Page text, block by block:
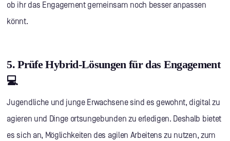
ob ihr das Engagement gemeinsam noch besser anpassen
könnt.
5. Prüfe Hybrid-Lösungen für das Engagement
💻
Jugendliche und junge Erwachsene sind es gewohnt, digital zu
agieren und Dinge ortsungebunden zu erledigen. Deshalb bietet
es sich an, Möglichkeiten des agilen Arbeitens zu nutzen, zum